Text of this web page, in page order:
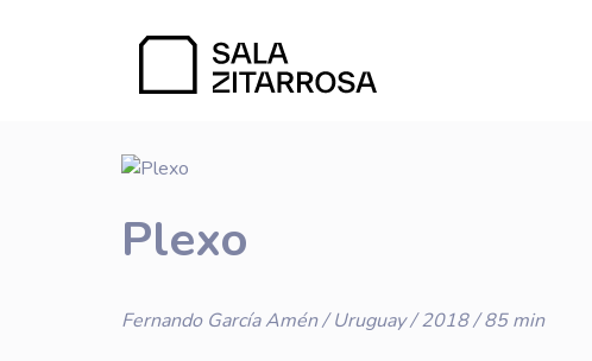
Plexo
Fernando García Amén / Uruguay / 2018 / 85 min